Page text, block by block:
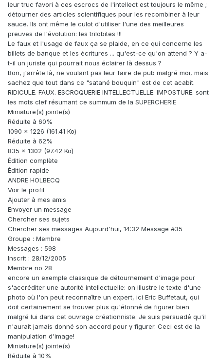
leur truc favori à ces escrocs de l'intellect est toujours le même ;
détourner des articles scientifiques pour les recombiner à leur
sauce. Ils ont même le culot d'utiliser l'une des meilleures
preuves de l'évolution: les trilobites !!!
Le faux et l'usage de faux ça se plaide, en ce qui concerne les
billets de banque et les écritures ... qu'est-ce qu'on attend ? Y a-
t-il un juriste qui pourrait nous éclairer là dessus ?
Bon, j'arrête là, ne voulant pas leur faire de pub malgré moi, mais
sachez que tout dans ce "satané bouquin" est de cet acabit.
RIDICULE. FAUX. ESCROQUERIE INTELLECTUELLE. IMPOSTURE. sont
les mots clef résumant ce summum de la SUPERCHERIE
Miniature(s) jointe(s)
Réduite à 60%
1090 x 1226 (161.41 Ko)
Réduite à 62%
835 x 1302 (97.42 Ko)
Édition complète
Édition rapide
ANDRE HOLBECQ
Voir le profil
Ajouter à mes amis
Envoyer un message
Chercher ses sujets
Chercher ses messages Aujourd'hui, 14:32 Message #35
Groupe : Membre
Messages : 598
Inscrit : 28/12/2005
Membre no 28
encore un exemple classique de détournement d'image pour
s'accréditer une autorité intellectuelle: on illustre le texte d'une
photo où l'on peut reconnaître un expert, ici Eric Buffetaut, qui
doit certainement se trouver plus qu'étonné de figurer bien
malgré lui dans cet ouvrage créationniste. Je suis persuadé qu'il
n'aurait jamais donné son accord pour y figurer. Ceci est de la
manipulation d'image!
Miniature(s) jointe(s)
Réduite à 10%